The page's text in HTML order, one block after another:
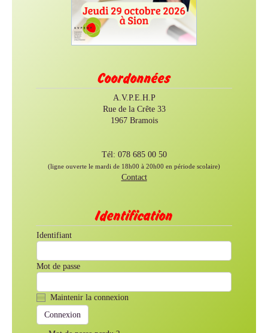
Coordonnées
A.V.P.E.H.P
Rue de la Crête 33
1967 Bramois
Tél: 078 685 00 50
(ligne ouverte le mardi de 18h00 à 20h00 en période scolaire)
Contact
Identification
Identifiant
Mot de passe
Maintenir la connexion